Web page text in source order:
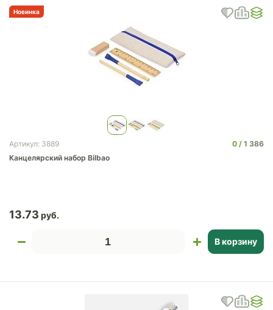
Новинка
Артикул: 3889 0
1 386
Канцелярский набор Bilbao
13.73
В корзину